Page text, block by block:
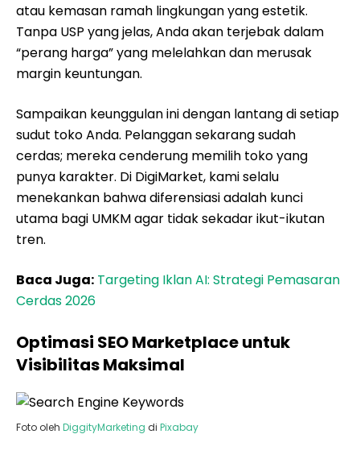
atau kemasan ramah lingkungan yang estetik.
Tanpa USP yang jelas, Anda akan terjebak dalam
“perang harga” yang melelahkan dan merusak
margin keuntungan.
Sampaikan keunggulan ini dengan lantang di setiap
sudut toko Anda. Pelanggan sekarang sudah
cerdas; mereka cenderung memilih toko yang
punya karakter. Di DigiMarket, kami selalu
menekankan bahwa diferensiasi adalah kunci
utama bagi UMKM agar tidak sekadar ikut-ikutan
tren.
Baca Juga: Targeting Iklan AI: Strategi Pemasaran
Cerdas 2026
Optimasi SEO Marketplace untuk
Visibilitas Maksimal
Foto oleh DiggityMarketing di Pixabay